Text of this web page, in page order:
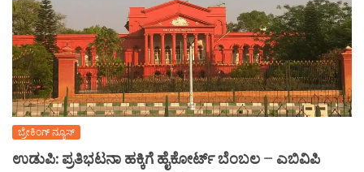
ಬ್ರೇಕಿಂಗ್ ನ್ಯೂಸ್
ಉಡುಪಿ: ಪ್ರತಿಭಟನಾ ಹಕ್ಕಿಗೆ ಹೈಕೋರ್ಟ್ ಬೆಂಬಲ – ಎಬಿವಿಪಿ